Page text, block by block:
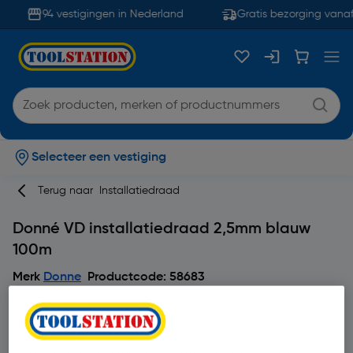
94 vestigingen in Nederland Gratis bezorging vanaf
Selecteer een vestiging
Terug naar Installatiedraad
Donné VD installatiedraad 2,5mm blauw
100m
Merk Donne Productcode: 58683